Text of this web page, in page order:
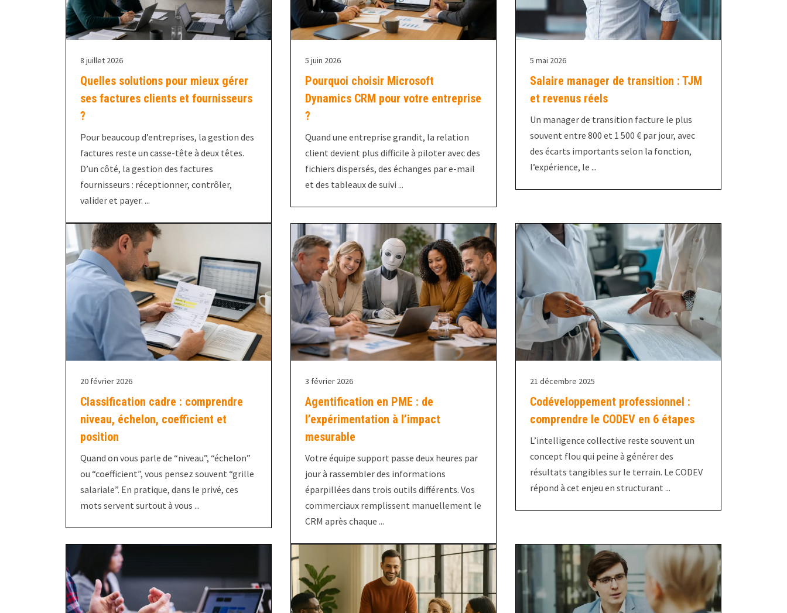
8 juillet 2026
Quelles solutions pour mieux gérer
ses factures clients et fournisseurs
?
Pour beaucoup d’entreprises, la gestion des
factures reste un casse-tête à deux têtes.
D’un côté, la gestion des factures
fournisseurs : réceptionner, contrôler,
valider et payer. ...
5 juin 2026
Pourquoi choisir Microsoft
Dynamics CRM pour votre entreprise
?
Quand une entreprise grandit, la relation
client devient plus difficile à piloter avec des
fichiers dispersés, des échanges par e-mail
et des tableaux de suivi ...
5 mai 2026
Salaire manager de transition : TJM
et revenus réels
Un manager de transition facture le plus
souvent entre 800 et 1 500 € par jour, avec
des écarts importants selon la fonction,
l’expérience, le ...
20 février 2026
Classification cadre : comprendre
niveau, échelon, coefficient et
position
Quand on vous parle de “niveau”, “échelon”
ou “coefficient”, vous pensez souvent “grille
salariale”. En pratique, dans le privé, ces
mots servent surtout à vous ...
3 février 2026
Agentification en PME : de
l’expérimentation à l’impact
mesurable
Votre équipe support passe deux heures par
jour à rassembler des informations
éparpillées dans trois outils différents. Vos
commerciaux remplissent manuellement le
CRM après chaque ...
21 décembre 2025
Codéveloppement professionnel :
comprendre le CODEV en 6 étapes
L’intelligence collective reste souvent un
concept flou qui peine à générer des
résultats tangibles sur le terrain. Le CODEV
répond à cet enjeu en structurant ...